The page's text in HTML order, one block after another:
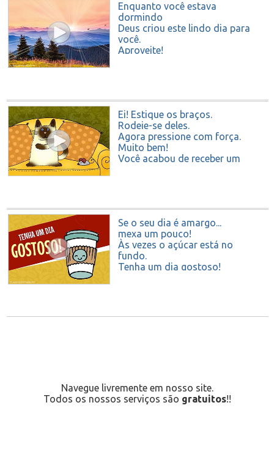
Enquanto você estava
dormindo
Deus criou este lindo dia para
você.
Aproveite!
Ei! Estique os braços.
Rodeie-se deles.
Agora pressione com força.
Muito bem!
Você acabou de receber um
Se o seu dia é amargo...
mexa um pouco!
Às vezes o açúcar está no
fundo.
Tenha um dia gostoso!
Navegue livremente em nosso site.
Todos os nossos serviços são gratuitos!!